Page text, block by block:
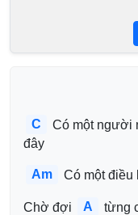
C Có một người
đây
Am Có một điều
Chờ đợi A từng